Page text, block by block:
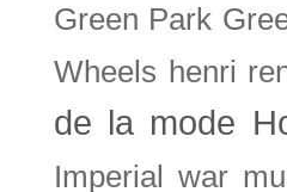
Green Park
Wheels henri
de la mode
Imperial war